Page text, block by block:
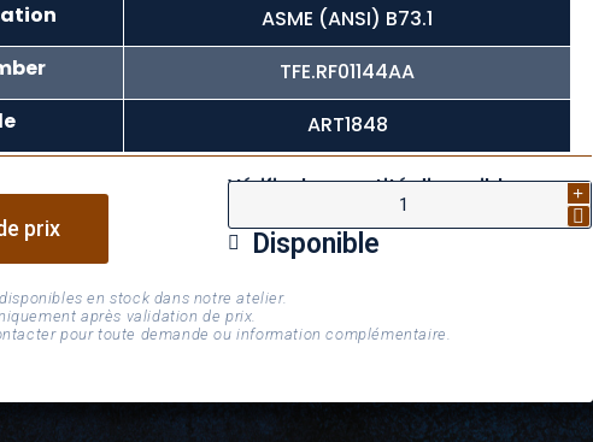
ASME (ANSI) B73.1
TFE.RF01144AA
ART1848
prix
Vérifier la quantité disponible
Disponible
en stock dans notre atelier.
après validation de prix.
pour toute demande ou information complémentaire.